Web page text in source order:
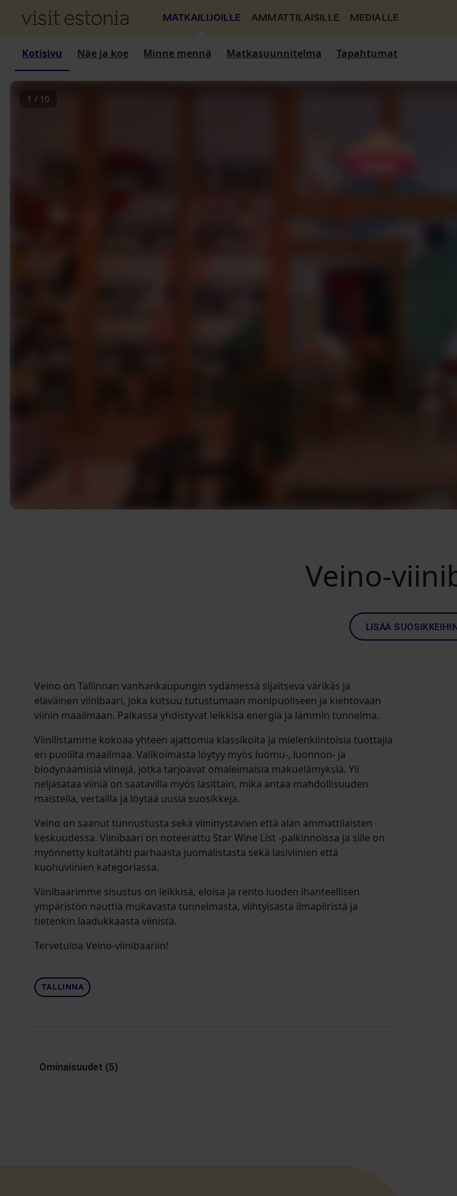
MATKAILIJOILLE AMMATTILAISILLE MEDIALLE
Kotisivu Näe ja koe Minne mennä Matkasuunnitelma Tapahtumat
1 / 10
Veino-
LISÄÄ
Veino on Tallinnan vanhankaupungin sydämessä sijaitseva värikäs ja
eläväinen viinibaari, joka kutsuu tutustumaan monipuoliseen ja kiehtovaan
viinin maailmaan. Paikassa yhdistyvät leikkisä energia ja lämmin tunnelma.
Viinilistamme kokoaa yhteen ajattomia klassikoita ja mielenkiintoisia tuottajia
eri puolilta maailmaa. Valikoimasta löytyy myös luomu-, luonnon- ja
biodynaamisia viinejä, jotka tarjoavat omaleimaisia makuelämyksiä. Yli
neljäsataa viiniä on saatavilla myös lasittain, mikä antaa mahdollisuuden
maistella, vertailla ja löytää uusia suosikkeja.
Veino on saanut tunnustusta sekä viininystävien että alan ammattilaisten
keskuudessa. Viinibaari on noteerattu Star Wine List -palkinnoissa ja sille on
myönnetty kultatähti parhaasta juomalistasta sekä lasiviinien että
kuohuviinien kategoriassa.
Viinibaarimme sisustus on leikkisä, eloisa ja rento luoden ihanteellisen
ympäristön nauttia mukavasta tunnelmasta, viihtyisästä ilmapiiristä ja
tietenkin laadukkaasta viinistä.
Tervetuloa Veino-viinibaariin!
TALLINNA
Ominaisuudet (5)